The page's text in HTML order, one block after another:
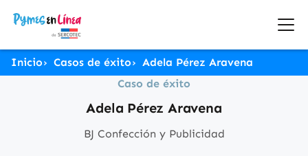
Inicio Casos de éxito
Adela Pérez Aravena
Caso de éxito
Adela Pérez Aravena
BJ Confección y Publicidad